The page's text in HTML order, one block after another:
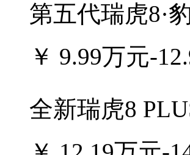
第五代瑞虎8·
￥ 9.99万元-
全新瑞虎8